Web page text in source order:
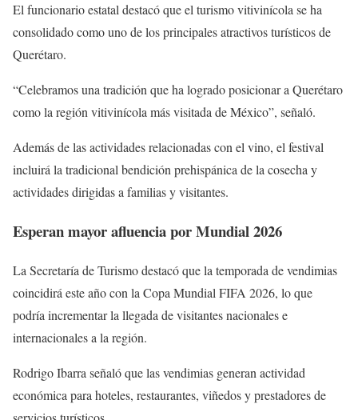
El funcionario estatal destacó que el turismo vitivinícola se ha
consolidado como uno de los principales atractivos turísticos de
Querétaro.
“Celebramos una tradición que ha logrado posicionar a Querétaro
como la región vitivinícola más visitada de México”, señaló.
Además de las actividades relacionadas con el vino, el festival
incluirá la tradicional bendición prehispánica de la cosecha y
actividades dirigidas a familias y visitantes.
Esperan mayor afluencia por Mundial 2026
La Secretaría de Turismo destacó que la temporada de vendimias
coincidirá este año con la Copa Mundial FIFA 2026, lo que
podría incrementar la llegada de visitantes nacionales e
internacionales a la región.
Rodrigo Ibarra señaló que las vendimias generan actividad
económica para hoteles, restaurantes, viñedos y prestadores de